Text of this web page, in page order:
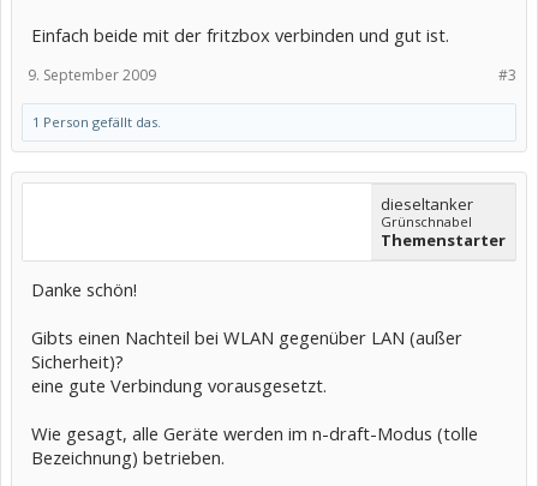
Einfach beide mit der fritzbox verbinden und gut ist.
#3
9. September 2009
1 Person gefällt das.
dieseltanker
Grünschnabel
Themenstarter
Danke schön!
Gibts einen Nachteil bei WLAN gegenüber LAN (außer
Sicherheit)?
eine gute Verbindung vorausgesetzt.
Wie gesagt, alle Geräte werden im n-draft-Modus (tolle
Bezeichnung) betrieben.